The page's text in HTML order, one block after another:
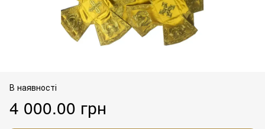
В наявності
4 000.00 грн